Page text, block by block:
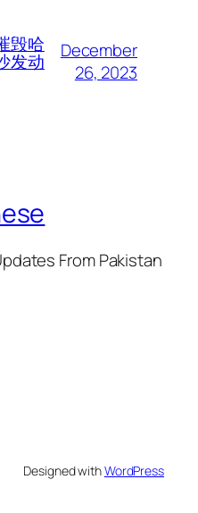
毁哈
发动
December
26, 2023
From Pakistan
Designed withWordPress